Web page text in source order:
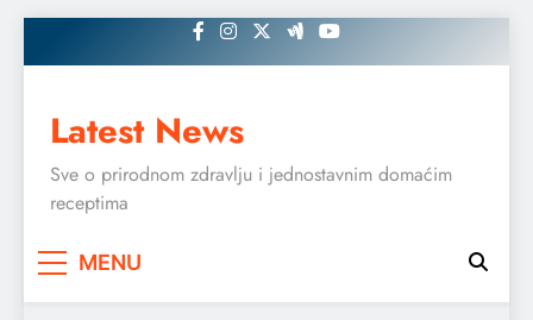
to
Latest News
Sve o prirodnom zdravlju i jednostavnim domaćim
receptima
MENU